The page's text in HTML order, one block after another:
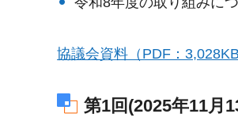
協議会資料（PDF：3,028KB
第1回(2025年11月